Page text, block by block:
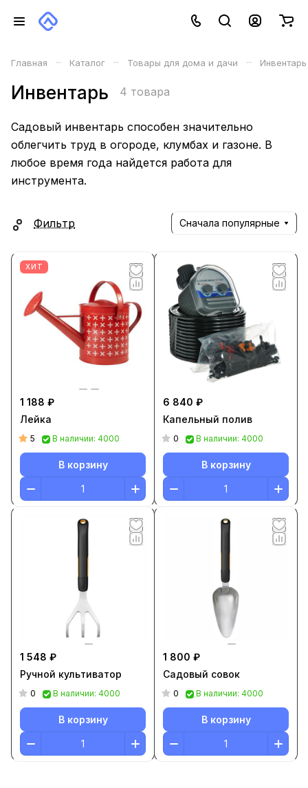
Главная – Каталог – Товары для дома и дачи – Инвентарь
Инвентарь 4 товара
Садовый инвентарь способен значительно
облегчить труд в огороде, клумбах и газоне. В
любое время года найдется работа для
инструмента.
Фильтр Сначала популярные
ХИТ
1 188 ₽
Лейка
5 В наличии: 4000
В корзину
6 840 ₽
Капельный полив
0 В наличии: 4000
В корзину
1 548 ₽
Ручной культиватор
0 В наличии: 4000
В корзину
1 800 ₽
Садовый совок
0 В наличии: 4000
В корзину